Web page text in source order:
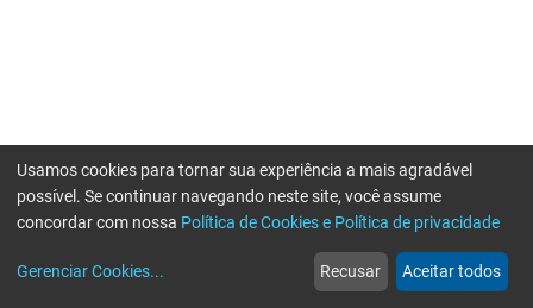
web
Notícias
more_horiz
Mais
Usamos cookies para tornar sua experiência a mais agradável
possível. Se continuar navegando neste site, você assume
concordar com nossa Política de Cookies e Política de privacidade
Gerenciar Cookies... Recusar Aceitar todos
Erro ao enviar informações, por favor tente novamente